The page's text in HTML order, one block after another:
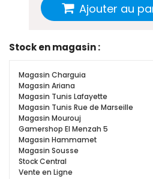
Ajouter au
Stock en magasin :
Magasin Charguia
Magasin Ariana
Magasin Tunis Lafayette
Magasin Tunis Rue de Marseille
Magasin Mourouj
Gamershop El Menzah 5
Magasin Hammamet
Magasin Sousse
Stock Central
Vente en Ligne